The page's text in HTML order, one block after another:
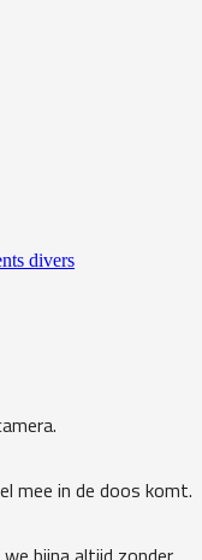
divers
mee in de doos komt.